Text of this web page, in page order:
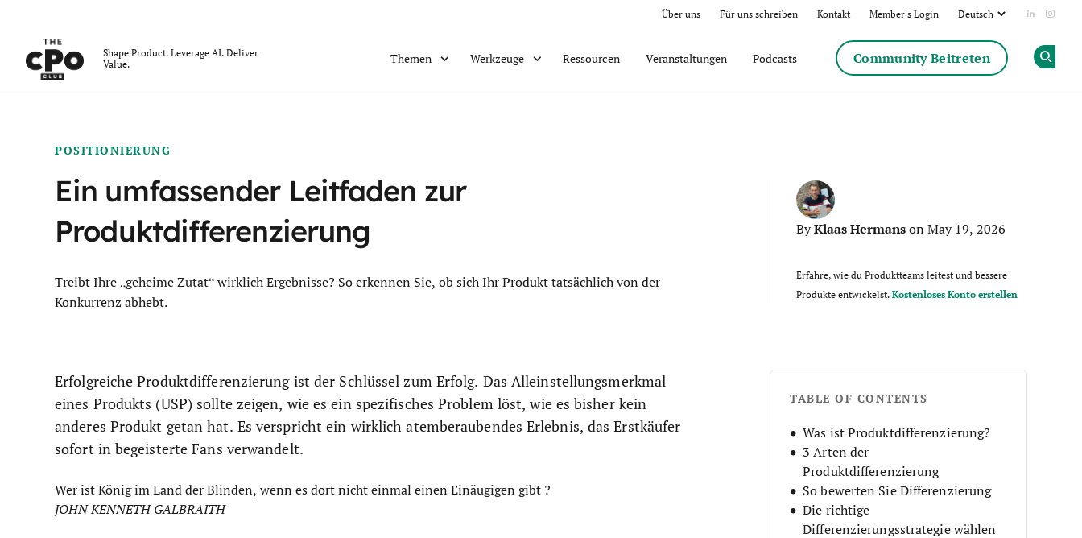
Über uns Für uns schreiben Kontakt Member's Login Add us
Shape Product. Leverage AI. Deliver
Value.
Themen Werkzeuge Ressourcen Veranstaltungen Podcasts Community Beitreten
POSITIONIERUNG
Ein umfassender Leitfaden zur
Produktdifferenzierung
ByKlaas Hermanson May 19, 2026
Erfahre, wie du Produktteams leitest und bessere
Produkte entwickelst.Kostenloses Konto erstellen
Treibt Ihre „geheime Zutat“ wirklich Ergebnisse? So erkennen Sie, ob sich Ihr Produkt tatsächlich von der
Konkurrenz abhebt.
Erfolgreiche Produktdifferenzierung ist der Schlüssel zum Erfolg. Das Alleinstellungsmerkmal
eines Produkts (USP) sollte zeigen, wie es ein spezifisches Problem löst, wie es bisher kein
anderes Produkt getan hat. Es verspricht ein wirklich atemberaubendes Erlebnis, das Erstkäufer
sofort in begeisterte Fans verwandelt.
Wer ist König im Land der Blinden, wenn es dort nicht einmal einen Einäugigen gibt ?
JOHN KENNETH GALBRAITH
TABLE OF CONTENTS
Was ist Produktdifferenzierung?
3 Arten der
Produktdifferenzierung
So bewerten Sie Differenzierung
Die richtige
Differenzierungsstrategie wählen